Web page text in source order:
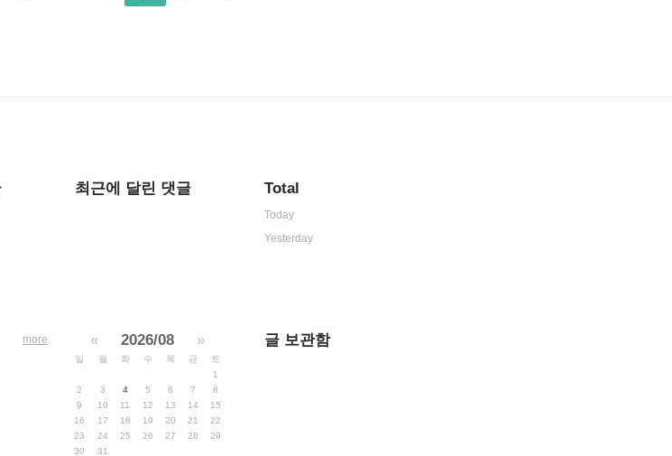
최근에 달린 댓글 Total
Today
Yesterday
more « 2026/08 »
일 월 화 수 목 금
토
1
2
3 4 5 6 7
8
9
10 11 12 13 14
15
16
17 18 19 20 21
22
23
24 25 26 27 28
29
30
31
글 보관함